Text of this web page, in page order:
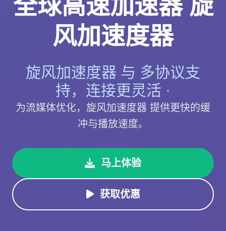
全球高速加速器 旋
风加速度器
旋风加速度器 与 多协议支
持，连接更灵活 ·
为流媒体优化，旋风加速度器 提供更快的缓
冲与播放速度。
马上体验
获取优惠